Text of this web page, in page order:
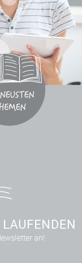
an!